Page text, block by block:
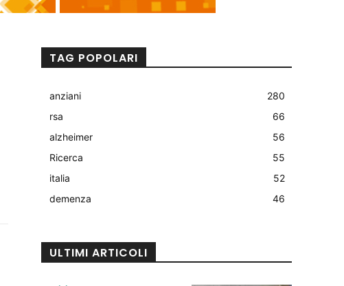
TAG POPOLARI
anziani
280
rsa
66
alzheimer
56
Ricerca
55
italia
52
demenza
46
ULTIMI ARTICOLI